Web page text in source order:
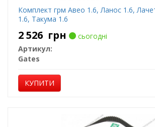
Комплект грм Авео 1.6, Ланос 1.6,
1.6, Такума 1.6
2 526 грн
сьогодні
Артикул:
Gates
КУПИТИ